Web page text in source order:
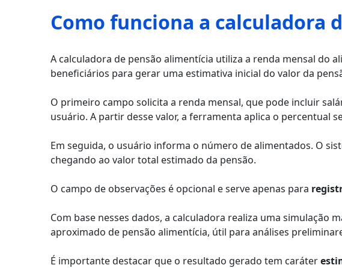
Como funciona a calculadora
A calculadora de pensão alimentícia utiliza a renda mensal
beneficiários para gerar uma estimativa inicial do valor da
O primeiro campo solicita a renda mensal, que pode incluir
usuário. A partir desse valor, a ferramenta aplica o percentual
Em seguida, o usuário informa o número de alimentados. O
chegando ao valor total estimado da pensão.
O campo de observações é opcional e serve apenas para
Com base nesses dados, a calculadora realiza uma
aproximado de pensão alimentícia, útil para análises
É importante destacar que o resultado gerado tem caráter